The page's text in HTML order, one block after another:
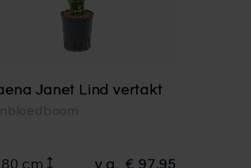
Janet Lind vertakt
cm v.a. € 97,95